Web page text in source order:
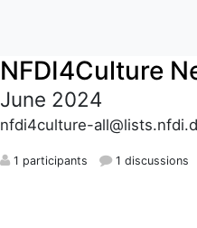
NFDI4Culture
June 2024
nfdi4culture-
1 participants 1 discussions